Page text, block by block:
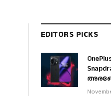
EDITORS PICKS